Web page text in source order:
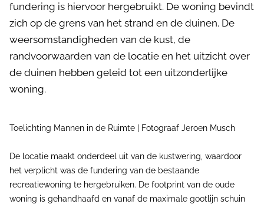
fundering is hiervoor hergebruikt. De woning bevindt
zich op de grens van het strand en de duinen. De
weersomstandigheden van de kust, de
randvoorwaarden van de locatie en het uitzicht over
de duinen hebben geleid tot een uitzonderlijke
woning.
Toelichting Mannen in de Ruimte | Fotograaf Jeroen Musch
De locatie maakt onderdeel uit van de kustwering, waardoor
het verplicht was de fundering van de bestaande
recreatiewoning te hergebruiken. De footprint van de oude
woning is gehandhaafd en vanaf de maximale gootlijn schuin